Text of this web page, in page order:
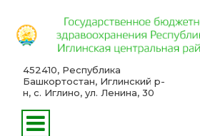
452410, Республика
Башкортостан, Иглинский р-
н, с. Иглино, ул. Ленина, 30